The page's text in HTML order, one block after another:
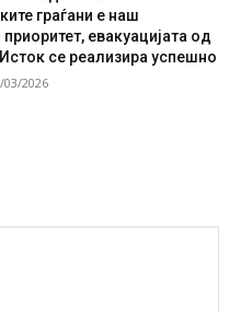
граѓани е наш
евакуацијата од
се реализира успешно
03/2026